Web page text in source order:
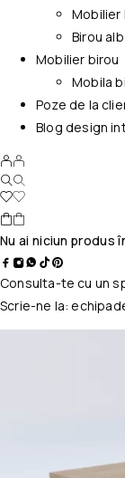
Mobilier
Birou alb
Mobilier birou
Mobila
Poze de la
Blog design
Nu ai niciun produs
Consulta-te cu un
Scrie-ne la: